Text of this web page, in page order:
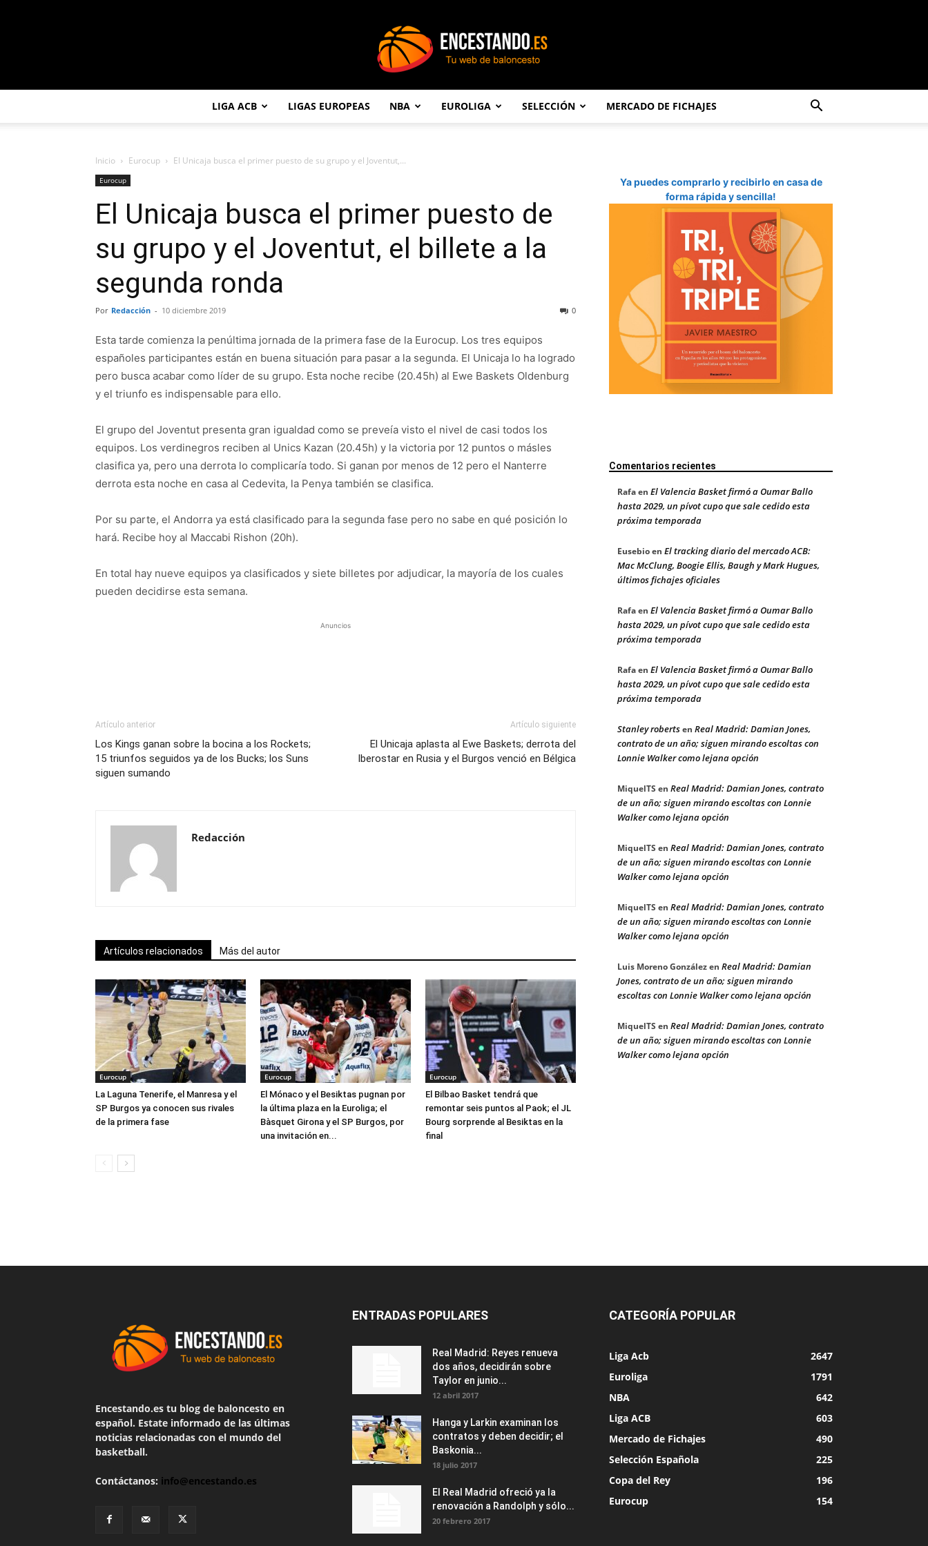
LIGA ACB LIGAS EUROPEAS NBA EUROLIGA SELECCIÓN MERCADO DE FICHAJES
Inicio Eurocup El Unicaja busca el primer puesto de su grupo y el Joventut,...
Eurocup
El Unicaja busca el primer puesto de
su grupo y el Joventut, el billete a la
segunda ronda
Por Redacción - 10 diciembre 2019 0
Esta tarde comienza la penúltima jornada de la primera fase de la Eurocup. Los tres equipos
españoles participantes están en buena situación para pasar a la segunda. El Unicaja lo ha logrado
pero busca acabar como líder de su grupo. Esta noche recibe (20.45h) al Ewe Baskets Oldenburg
y el triunfo es indispensable para ello.
El grupo del Joventut presenta gran igualdad como se preveía visto el nivel de casi todos los
equipos. Los verdinegros reciben al Unics Kazan (20.45h) y la victoria por 12 puntos o másles
clasifica ya, pero una derrota lo complicaría todo. Si ganan por menos de 12 pero el Nanterre
derrota esta noche en casa al Cedevita, la Penya también se clasifica.
Por su parte, el Andorra ya está clasificado para la segunda fase pero no sabe en qué posición lo
hará. Recibe hoy al Maccabi Rishon (20h).
En total hay nueve equipos ya clasificados y siete billetes por adjudicar, la mayoría de los cuales
pueden decidirse esta semana.
Anuncios
Artículo anterior
Los Kings ganan sobre la bocina a los Rockets;
15 triunfos seguidos ya de los Bucks; los Suns
siguen sumando
Artículo siguiente
El Unicaja aplasta al Ewe Baskets; derrota del
Iberostar en Rusia y el Burgos venció en Bélgica
Redacción
Artículos relacionados Más del autor
Eurocup
La Laguna Tenerife, el Manresa y el
SP Burgos ya conocen sus rivales
de la primera fase
Eurocup
El Mónaco y el Besiktas pugnan por
la última plaza en la Euroliga; el
Bàsquet Girona y el SP Burgos, por
una invitación en...
Eurocup
El Bilbao Basket tendrá que
remontar seis puntos al Paok; el JL
Bourg sorprende al Besiktas en la
final
Ya puedes comprarlo y recibirlo en casa de
forma rápida y sencilla!
Comentarios recientes
Rafaen El Valencia Basket firmó a Oumar Ballo
hasta 2029, un pívot cupo que sale cedido esta
próxima temporada
Eusebioen El tracking diario del mercado ACB:
Mac McClung, Boogie Ellis, Baugh y Mark Hugues,
últimos fichajes oficiales
Rafaen El Valencia Basket firmó a Oumar Ballo
hasta 2029, un pívot cupo que sale cedido esta
próxima temporada
Rafaen El Valencia Basket firmó a Oumar Ballo
hasta 2029, un pívot cupo que sale cedido esta
próxima temporada
Stanley robertsen Real Madrid: Damian Jones,
contrato de un año; siguen mirando escoltas con
Lonnie Walker como lejana opción
MiquelTS en Real Madrid: Damian Jones, contrato
de un año; siguen mirando escoltas con Lonnie
Walker como lejana opción
MiquelTS en Real Madrid: Damian Jones, contrato
de un año; siguen mirando escoltas con Lonnie
Walker como lejana opción
MiquelTS en Real Madrid: Damian Jones, contrato
de un año; siguen mirando escoltas con Lonnie
Walker como lejana opción
Luis Moreno Gonzálezen Real Madrid: Damian
Jones, contrato de un año; siguen mirando
escoltas con Lonnie Walker como lejana opción
MiquelTS en Real Madrid: Damian Jones, contrato
de un año; siguen mirando escoltas con Lonnie
Walker como lejana opción
Encestando.es tu blog de baloncesto en
español. Estate informado de las últimas
noticias relacionadas con el mundo del
basketball.
Contáctanos: info@encestando.es
ENTRADAS POPULARES
Real Madrid: Reyes renueva
dos años, decidirán sobre
Taylor en junio...
12 abril 2017
Hanga y Larkin examinan los
contratos y deben decidir; el
Baskonia...
18 julio 2017
El Real Madrid ofreció ya la
renovación a Randolph y sólo...
20 febrero 2017
CATEGORÍA POPULAR
Liga Acb
2647
Euroliga
1791
NBA
642
Liga ACB
603
Mercado de Fichajes
490
Selección Española
225
Copa del Rey
196
Eurocup
154